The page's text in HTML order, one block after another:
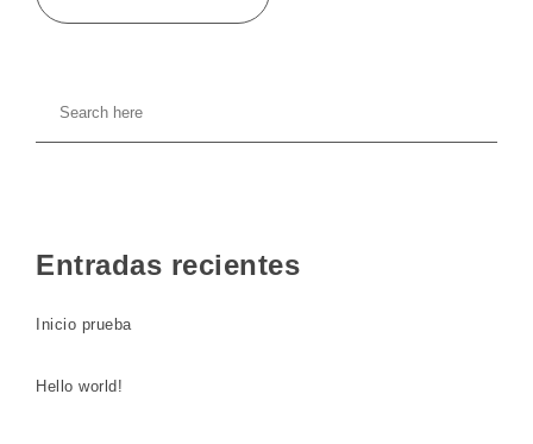
Entradas recientes
Inicio prueba
Hello world!